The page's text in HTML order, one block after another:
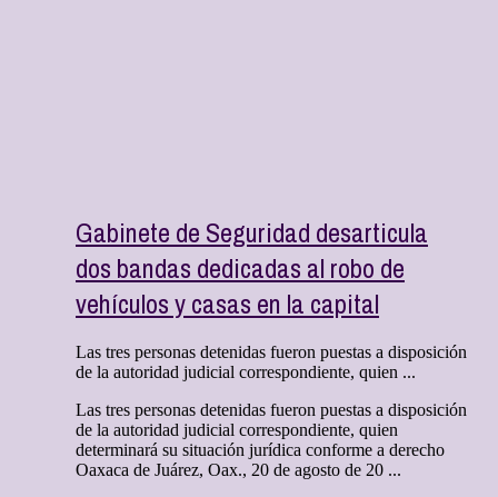
Gabinete de Seguridad desarticula
dos bandas dedicadas al robo de
vehículos y casas en la capital
Las tres personas detenidas fueron puestas a disposición
de la autoridad judicial correspondiente, quien ...
Las tres personas detenidas fueron puestas a disposición
de la autoridad judicial correspondiente, quien
determinará su situación jurídica conforme a derecho
Oaxaca de Juárez, Oax., 20 de agosto de 20 ...